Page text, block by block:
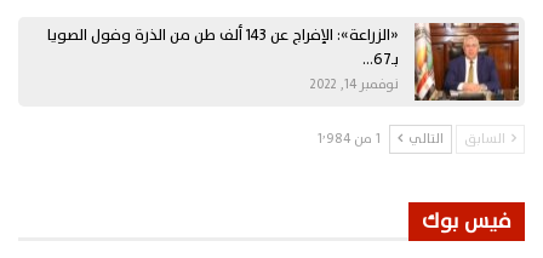
«الزراعة»: الإفراج عن 143 ألف طن من الذرة وفول الصويا
بـ67…
نوفمبر 14, 2022
السابق التالي 1 من 1٬984
فيس بوك